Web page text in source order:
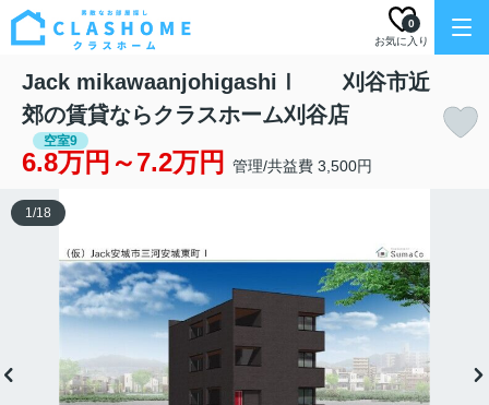
お気に入り
0
Jack mikawaanjohigashiⅠ 刈谷市近
郊の賃貸ならクラスホーム刈谷店
空室9
6.8万円～7.2万円 管理/共益費 3,500円
1/18